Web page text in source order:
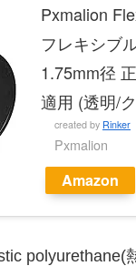
Pxmalion
フレキシブ
1.75mm径
適用 (透明/
created by Rinker
Pxmalion
Amazon
polyurethane(